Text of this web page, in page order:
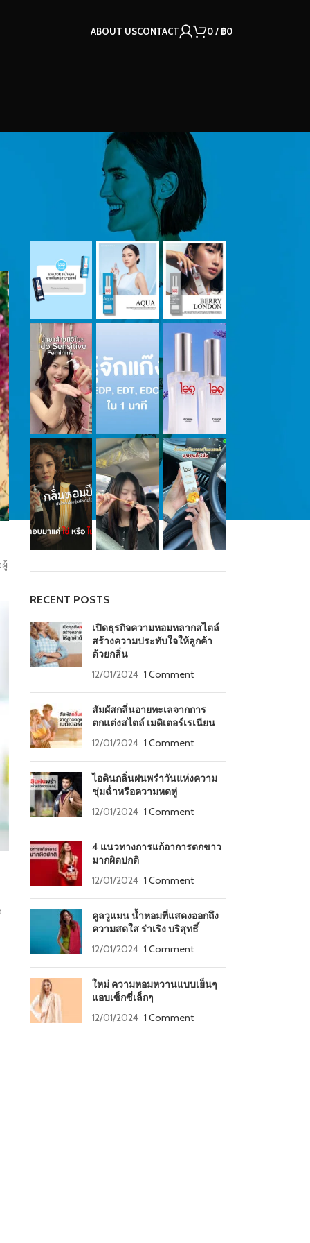
ABOUT USCONTACT 0/ ฿0
OUR INSTAGRAM
RECENT POSTS
เปิดธุรกิจความหอมหลากสไตล์
สร้างความประทับใจให้ลูกค้า
ด้วยกลิ่น
12/01/2024 1 Comment
สัมผัสกลิ่นอายทะเลจากการ
ตกแต่งสไตล์ เมดิเตอร์เรเนียน
12/01/2024 1 Comment
ไอดินกลิ่นฝนพรำวันแห่งความ
ชุ่มฉ่ำหรือความหดหู่
12/01/2024 1 Comment
4 แนวทางการแก้อาการตกขาว
มากผิดปกติ
12/01/2024 1 Comment
คูลวูแมน น้ำหอมที่แสดงออกถึง
ความสดใส ร่าเริง บริสุทธิ์
12/01/2024 1 Comment
ใหม่ ความหอมหวานแบบเย็นๆ
แอบเซ็กซี่เล็กๆ
12/01/2024 1 Comment